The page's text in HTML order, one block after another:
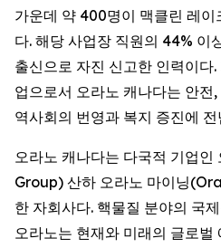
가운데 약 400명이 맥클린 레이
다. 해당 사업장 직원의 44%
출신으로 자진 신고한 인력이다
업으로서 오라노 캐나다는 안전
역사회의 번영과 복지 증진에
오라노 캐나다는 다국적 기업
Group) 산하 오라노 마이닝
한 자회사다. 핵물질 분야의 국
오라노는 현재와 미래의 글로벌